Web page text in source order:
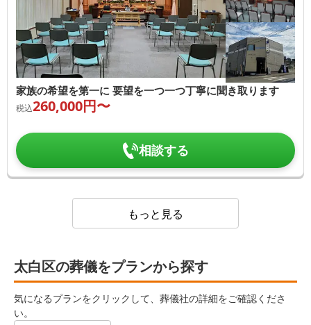
家族の希望を第一に 要望を一つ一つ丁寧に聞き取ります
税込260,000円〜
相談する
もっと見る
太白区の葬儀をプランから探す
気になるプランをクリックして、葬儀社の詳細をご確認くださ
い。